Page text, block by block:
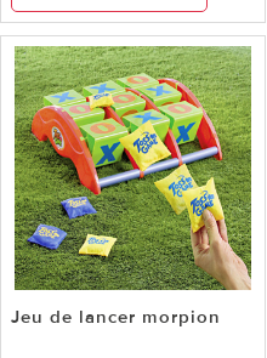
Jeu de lancer morpion